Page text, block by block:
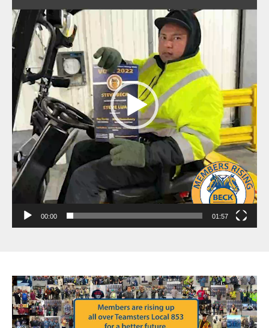
Player
00:00 01:57